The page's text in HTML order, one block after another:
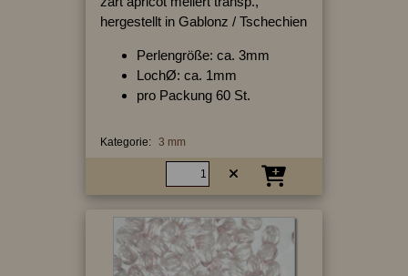
hergestellt in Gablonz / Tschechien
Perlengröße: ca. 3mm
LochØ: ca. 1mm
pro Packung 60 St.
Kategorie: 3 mm